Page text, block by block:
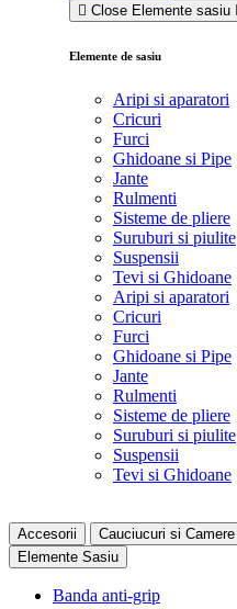
Close Elemente sasiu
Elemente de sasiu
Aripi si aparatori
Cricuri
Furci
Ghidoane si Pipe
Jante
Rulmenti
Sisteme de pliere
Suruburi si piulite
Suspensii
Tevi si Ghidoane
Aripi si aparatori
Cricuri
Furci
Ghidoane si Pipe
Jante
Rulmenti
Sisteme de pliere
Suruburi si piulite
Suspensii
Tevi si Ghidoane
Accesorii Cauciucuri si Camere
Elemente Sasiu
Banda anti-grip